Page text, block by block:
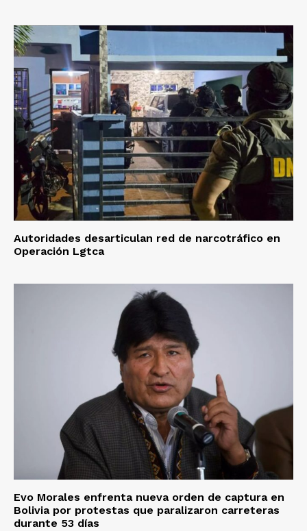
Autoridades desarticulan red de narcotráfico en
Operación Lgtca
Evo Morales enfrenta nueva orden de captura en
Bolivia por protestas que paralizaron carreteras
durante 53 días